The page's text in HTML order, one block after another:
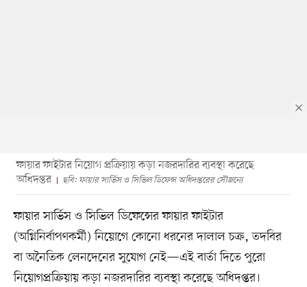
ফায়ার ফাইটার নিয়োগ প্রক্রিয়ায় কড়া নজরদারির ব্যবস্থা করেছে
অধিদপ্তর
ছবি: ফায়ার সার্ভিস ও সিভিল ডিফেন্স অধিদপ্তরের সৌজন্যে
ফায়ার সার্ভিস ও সিভিল ডিফেন্সের ফায়ার ফাইটার
(অগ্নিনির্বাপণকর্মী) নিয়োগে কোনো ধরনের দালাল চক্র, তদবির
বা অনৈতিক লেনদেনের সুযোগ নেই—এই বার্তা দিতে পুরো
নিয়োগপ্রক্রিয়ায় কড়া নজরদারির ব্যবস্থা করেছে অধিদপ্তর।